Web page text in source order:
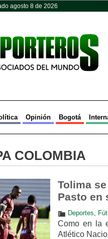
agosto 8 de 2026
Opinión Bogotá
COLOMBIA
Tolima
Pasto en
Deportes,
Como en la
Atlético
Política